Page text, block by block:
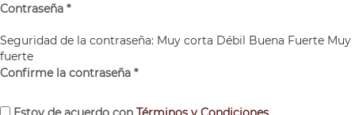
Contraseña *
Seguridad de la contraseña: Muy corta Débil Buena Fuerte Muy
fuerte
Confirme la contraseña *